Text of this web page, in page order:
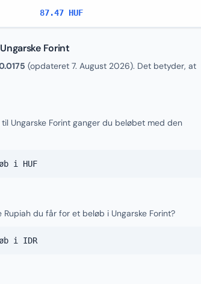
87.47 HUF
Forint
(opdateret 7. August 2026). Det betyder, at
Ungarske Forint ganger du beløbet med den
i HUF
du får for et beløb i Ungarske Forint?
i IDR